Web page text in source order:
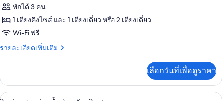
ของ
บังกะโล,
เหนือ
ระดับ
พักได้ 3 คน
1 เตียงคิงไซส์ และ 1 เตียงเดี่ยว หรือ 2 เตียงเดี่ยว
Wi-Fi ฟรี
รายละเอียดเพิ่มเติม
ราย
เกี่ยว
กับ
เลือกวันที่เพื่อดูราคา
เปิด
วิลล่า, สระว่ายน้ำส่วนตัว, ติดสวน | เ